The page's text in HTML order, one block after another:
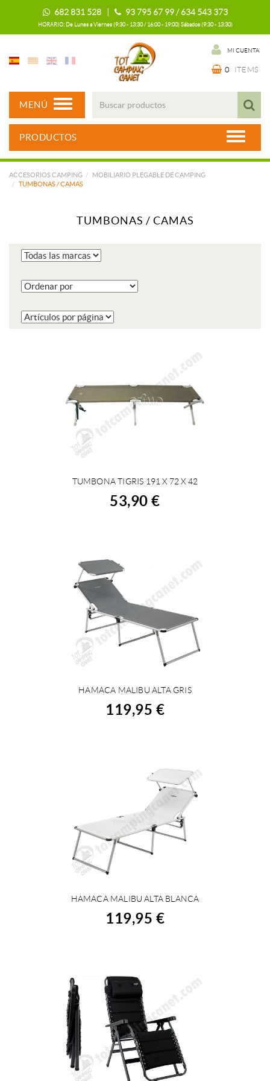
682 831 528 | 93 795 67 99 / 634 543 373
HORARIO: De Lunes a Viernes (9:30 - 13:30 / 16:00 - 19:00) Sábados (9:30 - 13:30)
MI CUENTA
0 ITEMS
MENÚ
PRODUCTOS
ACCESORIOS CAMPING
MOBILIARIO PLEGABLE DE CAMPING
TUMBONAS / CAMAS
TUMBONAS / CAMAS
COMPRAR
TUMBONA TIGRIS 191 X 72 X 42
53,90 €
COMPRAR
HAMACA MALIBU ALTA GRIS
119,95 €
COMPRAR
HAMACA MALIBU ALTA BLANCA
119,95 €